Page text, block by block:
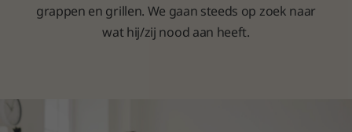
grappen en grillen. We gaan steeds op zoek naar
wat hij/zij nood aan heeft.